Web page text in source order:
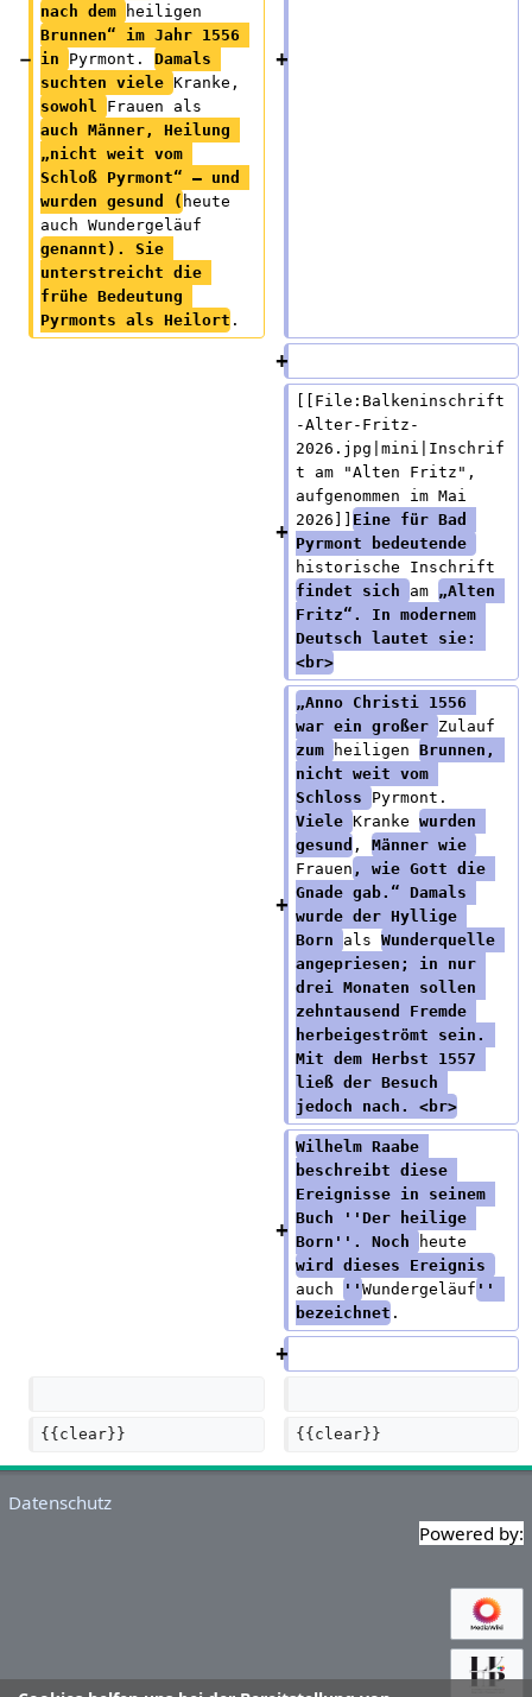
nach dem
heiligen
Brunnen“ im Jahr 1556
in Pyrmont. Damals
suchten viele Kranke,
sowohl Frauen als
auch Männer, Heilung
„nicht weit vom
Schloß Pyrmont“ – und
wurden gesund ( heute
auch Wundergeläuf
genannt). Sie
unterstreicht die
frühe Bedeutung
Pyrmonts als Heilort .
[[File:Balkeninschrift
-Alter-Fritz-
2026.jpg|mini|Inschrif
t am "Alten Fritz",
aufgenommen im Mai
2026]] Eine für Bad
Pyrmont bedeutende
historische Inschrift
findet sich am „Alten
Fritz“. In modernem
Deutsch lautet sie:
<br>
„Anno Christi 1556
war ein großer Zulauf
zum
heiligen Brunnen,
nicht weit vom
Schloss Pyrmont.
Viele Kranke wurden
gesund , Männer wie
Frauen , wie Gott die
Gnade gab.“ Damals
wurde der Hyllige
Born als Wunderquelle
angepriesen; in nur
drei Monaten sollen
zehntausend Fremde
herbeigeströmt sein.
Mit dem Herbst 1557
ließ der Besuch
jedoch nach. <br>
Wilhelm Raabe
beschreibt diese
Ereignisse in seinem
Buch ''Der heilige
Born''. Noch
heute
wird dieses Ereignis
auch
''Wundergeläuf ''
bezeichnet .
{{clear}} {{clear}}
Powered by:
Datenschutz